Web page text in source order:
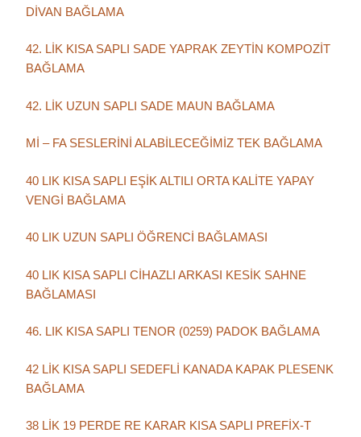
DİVAN BAĞLAMA
42. LİK KISA SAPLI SADE YAPRAK ZEYTİN KOMPOZİT
BAĞLAMA
42. LİK UZUN SAPLI SADE MAUN BAĞLAMA
Mİ – FA SESLERİNİ ALABİLECEĞİMİZ TEK BAĞLAMA
40 LIK KISA SAPLI EŞİK ALTILI ORTA KALİTE YAPAY
VENGİ BAĞLAMA
40 LIK UZUN SAPLI ÖĞRENCİ BAĞLAMASI
40 LIK KISA SAPLI CİHAZLI ARKASI KESİK SAHNE
BAĞLAMASI
46. LIK KISA SAPLI TENOR (0259) PADOK BAĞLAMA
42 LİK KISA SAPLI SEDEFLİ KANADA KAPAK PLESENK
BAĞLAMA
38 LİK 19 PERDE RE KARAR KISA SAPLI PREFİX-T